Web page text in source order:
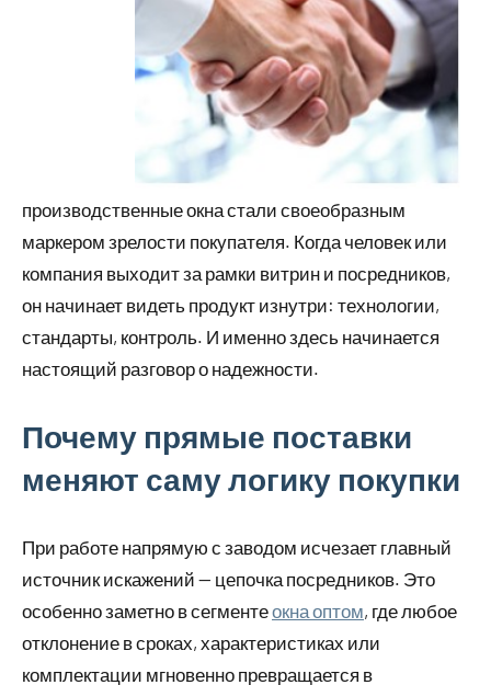
производственные окна стали своеобразным
маркером зрелости покупателя. Когда человек или
компания выходит за рамки витрин и посредников,
он начинает видеть продукт изнутри: технологии,
стандарты, контроль. И именно здесь начинается
настоящий разговор о надежности.
Почему прямые поставки
меняют саму логику покупки
При работе напрямую с заводом исчезает главный
источник искажений — цепочка посредников. Это
особенно заметно в сегментеокна оптом, где любое
отклонение в сроках, характеристиках или
комплектации мгновенно превращается в